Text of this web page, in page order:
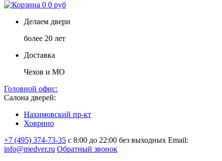
0 0 руб
Делаем двери
более 20 лет
Доставка
Чехов и МО
Головной офис:
Салона дверей:
Нахимовский пр-кт
Ховрино
+7 (495) 374-73-35 с 8:00 до 22:00 без выходных Email:
info@medver.ru Обратный звонок